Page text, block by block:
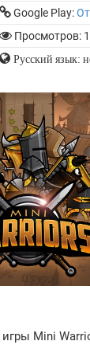
Google Play:
Просмотров:
Русский язык:
Mini